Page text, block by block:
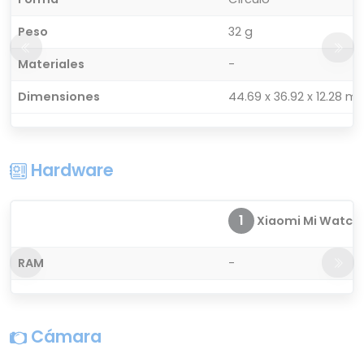
Peso
32 g
Materiales
-
Dimensiones
44.69 x 36.92 x 12.28
Hardware
1 Xiaomi Mi Watch
RAM -
Cámara